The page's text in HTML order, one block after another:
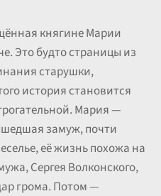
княгине Марии
Это будто страницы из
старушки,
история становится
Мария —
замуж, почти
её жизнь похожа на
Сергея Волконского,
грома. Потом —